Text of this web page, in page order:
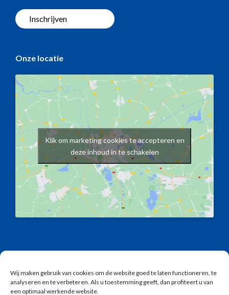
Wij maken gebruik van cookies om de website goed te laten functioneren, te
analyseren en te verbeteren. Als u toestemming geeft, dan profiteert u van
een optimaal werkende website.
Inschrijven
Onze locatie
Klik om marketing cookies te accepteren en
deze inhoud in te schakelen
B.V. |
Disclaimer